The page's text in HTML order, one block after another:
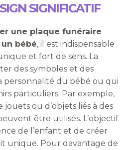
SIGNIFICATIF
une plaque funéraire
bébé, il est indispensable
et fort de sens. La
des symboles et des
personnalité du bébé ou qui
particuliers. Par exemple,
jouets ou d’objets liés à des
être utilisés. L’objectif
de l’enfant et de créer
unique. Pour davantage de